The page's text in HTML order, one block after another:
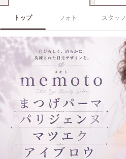
トップ フォト スタッフ